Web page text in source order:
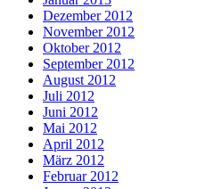
Dezember 2012
November 2012
Oktober 2012
September 2012
August 2012
Juli 2012
Juni 2012
Mai 2012
April 2012
März 2012
Februar 2012